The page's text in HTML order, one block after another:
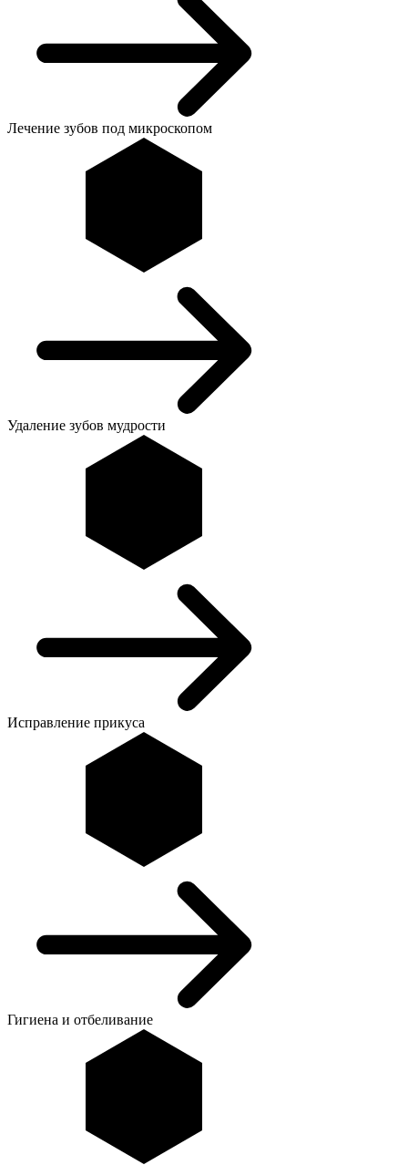
Лечение зубов под микроскопом
Удаление зубов мудрости
Исправление прикуса
Гигиена и отбеливание